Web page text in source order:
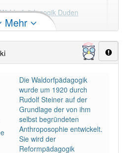
Waldorfpädagogik Duden
: 1
aber mit
Mehr
Die Waldorfpädagogik
wurde um 1920 durch
Rudolf Steiner auf der
Grundlage der von ihm
selbst begründeten
Anthroposophie entwickelt.
Sie wird der
Reformpädagogik